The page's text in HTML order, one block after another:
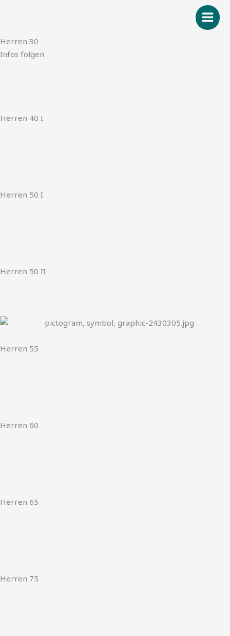
Herren 30
Infos folgen
Herren 40 I
Herren 50 I
Herren 50 II
Herren 55
Herren 60
Herren 65
Herren 75